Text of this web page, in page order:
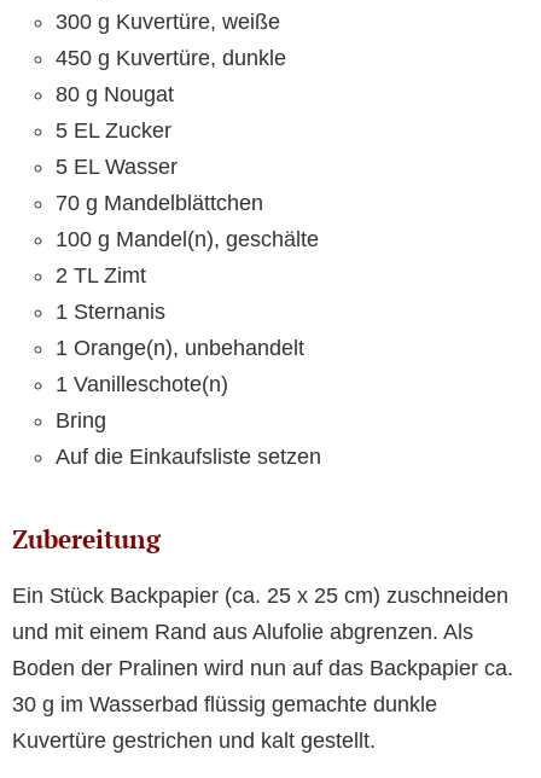
300 g Kuvertüre, weiße
450 g Kuvertüre, dunkle
80 g Nougat
5 EL Zucker
5 EL Wasser
70 g Mandelblättchen
100 g Mandel(n), geschälte
2 TL Zimt
1 Sternanis
1 Orange(n), unbehandelt
1 Vanilleschote(n)
Bring
Auf die Einkaufsliste setzen
Zubereitung
Ein Stück Backpapier (ca. 25 x 25 cm) zuschneiden
und mit einem Rand aus Alufolie abgrenzen. Als
Boden der Pralinen wird nun auf das Backpapier ca.
30 g im Wasserbad flüssig gemachte dunkle
Kuvertüre gestrichen und kalt gestellt.